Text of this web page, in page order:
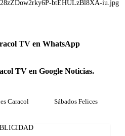
btEHULzBl8XA-iu.jpg
TV en WhatsApp
TV en Google Noticias.
Caracol Sábados Felices